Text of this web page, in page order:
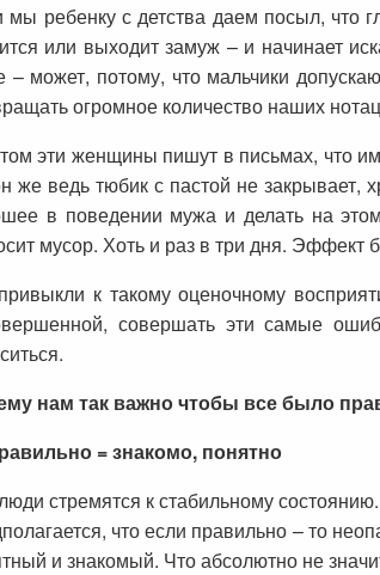
мы ребенку с детства даем посыл, что
или выходит замуж – и начинает
– может, потому, что мальчики
огромное количество наших
эти женщины пишут в письмах, что им
же ведь тюбик с пастой не закрывает,
в поведении мужа и делать на
мусор. Хоть и раз в три дня. Эффект
к такому оценочному
совершать эти самые
нам так важно чтобы все было
= знакомо, понятно
стремятся к стабильному
что если правильно – то
и знакомый. Что абсолютно не